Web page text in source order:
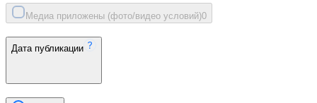
Медиа приложены (фото/видео условий)0
Дата публикации